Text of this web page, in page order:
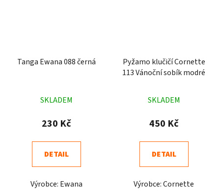
Tanga Ewana 088 černá
hodnocení
produktu
5,0
z
hvězdiček.
SKLADEM
230 Kč
DETAIL
Výrobce: Ewana
Pyžamo klučičí Cornette
113 Vánoční sobík modré
hodnocení
produktu
5,0
z
hvězdiček.
SKLADEM
450 Kč
DETAIL
Výrobce: Cornette